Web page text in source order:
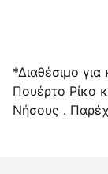
*Διαθέσιμο
Πουέρτο Ρίκο
Νήσους .